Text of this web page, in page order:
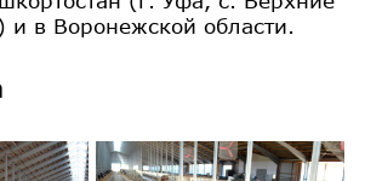
и в Воронежской области.